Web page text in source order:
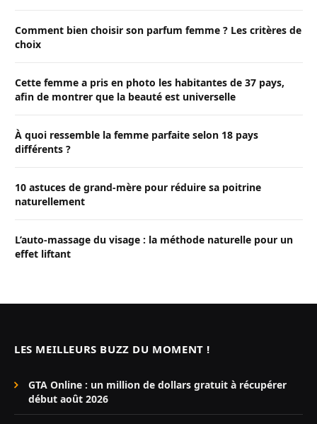
Comment bien choisir son parfum femme ? Les critères de
choix
Cette femme a pris en photo les habitantes de 37 pays,
afin de montrer que la beauté est universelle
À quoi ressemble la femme parfaite selon 18 pays
différents ?
10 astuces de grand-mère pour réduire sa poitrine
naturellement
L’auto-massage du visage : la méthode naturelle pour un
effet liftant
LES MEILLEURS BUZZ DU MOMENT !
GTA Online : un million de dollars gratuit à récupérer
début août 2026